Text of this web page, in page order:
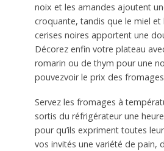
noix et les amandes ajoutent
croquante, tandis que le miel et
cerises noires apportent une
Décorez enfin votre plateau
romarin ou de thym pour une
pouvezvoir le prix des
Servez les fromages à
sortis du réfrigérateur une
pour qu’ils expriment toutes
vos invités une variété de pain,